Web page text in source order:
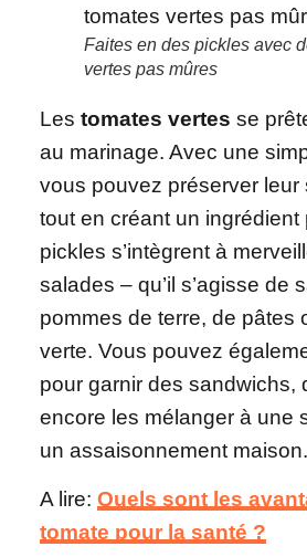
Faites en des pickles avec
vertes pas mûres
Les tomates vertes se
au marinage. Avec une
vous pouvez préserver leur
tout en créant un ingrédient
pickles s’intègrent à
salades – qu’il s’agisse de
pommes de terre, de pâtes
verte. Vous pouvez
pour garnir des sandwichs,
encore les mélanger à une
un assaisonnement maison.
A lire: Quels sont les
tomate pour la santé ?